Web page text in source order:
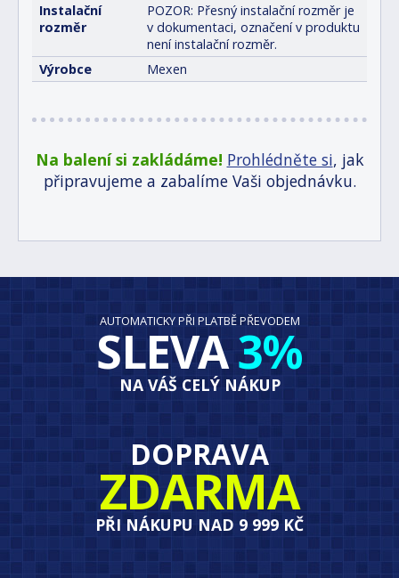
Instalační
rozměr
POZOR: Přesný instalační rozměr je
v dokumentaci, označení v produktu
není instalační rozměr.
Výrobce
Mexen
Na balení si zakládáme! Prohlédněte si, jak
připravujeme a zabalíme Vaši objednávku.
AUTOMATICKY PŘI PLATBĚ PŘEVODEM
SLEVA3%
NA VÁŠ CELÝ NÁKUP
DOPRAVA
ZDARMA
PŘI NÁKUPU NAD 9 999 KČ